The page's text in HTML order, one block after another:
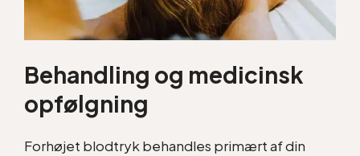
Behandling og medicinsk
opfølgning
Forhøjet blodtryk behandles primært af din